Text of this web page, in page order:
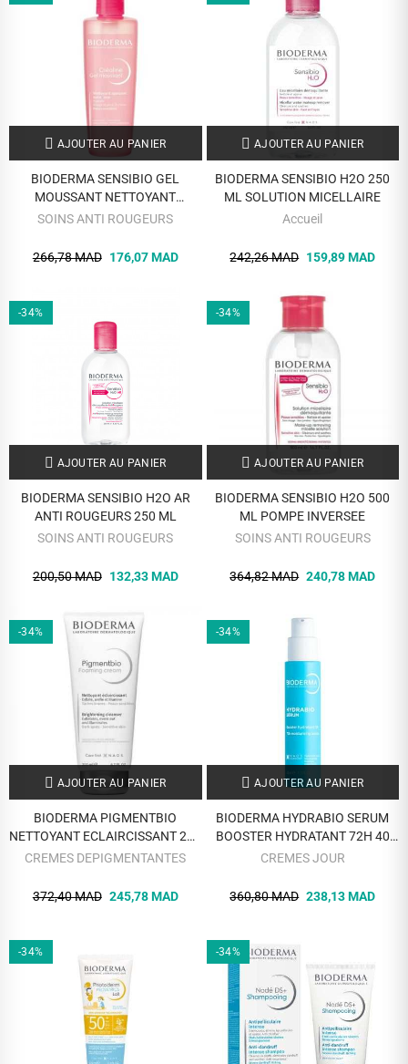
AJOUTER AU PANIER
BIODERMA SENSIBIO GEL
MOUSSANT NETTOYANT
DOUCEUR PEAUX SENSIBLES 200
SOINS ANTI ROUGEURS
266,78 MAD 176,07 MAD
AJOUTER AU PANIER
BIODERMA SENSIBIO H2O 250
ML SOLUTION MICELLAIRE
Accueil
242,26 MAD 159,89 MAD
-34%
AJOUTER AU PANIER
BIODERMA SENSIBIO H2O AR
ANTI ROUGEURS 250 ML
SOINS ANTI ROUGEURS
200,50 MAD 132,33 MAD
-34%
AJOUTER AU PANIER
BIODERMA SENSIBIO H2O 500
ML POMPE INVERSEE
SOINS ANTI ROUGEURS
364,82 MAD 240,78 MAD
-34%
AJOUTER AU PANIER
BIODERMA PIGMENTBIO
NETTOYANT ECLAIRCISSANT 200
ML
CREMES DEPIGMENTANTES
372,40 MAD 245,78 MAD
-34%
AJOUTER AU PANIER
BIODERMA HYDRABIO SERUM
BOOSTER HYDRATANT 72H 40
ML
CREMES JOUR
360,80 MAD 238,13 MAD
-34% -34%